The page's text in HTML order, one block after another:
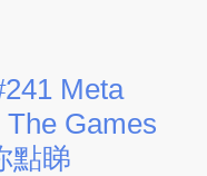
Meta
Games
點睇